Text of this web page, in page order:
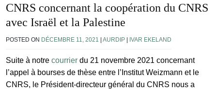
CNRS concernant la coopération du CNRS
avec Israël et la Palestine
POSTED ON DÉCEMBRE 11, 2021 | AURDIP | IVAR EKELAND
Suite à notre courrier du 21 novembre 2021 concernant
l’appel à bourses de thèse entre l’Institut Weizmann et le
CNRS, le Président-directeur général du CNRS nous a